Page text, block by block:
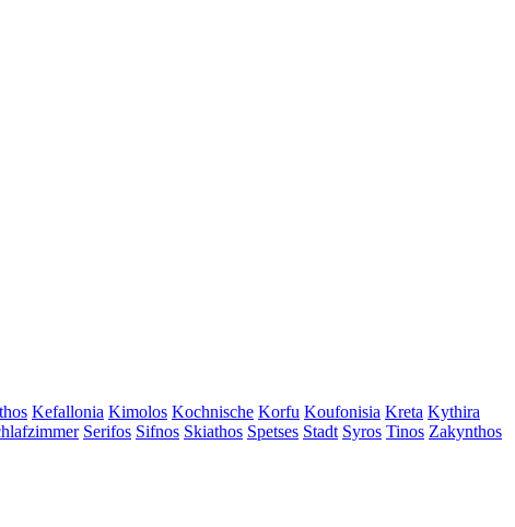
Kefallonia Kimolos Kochnische Korfu Koufonisia Kreta Kythira
Serifos Sifnos Skiathos Spetses Stadt Syros Tinos Zakynthos